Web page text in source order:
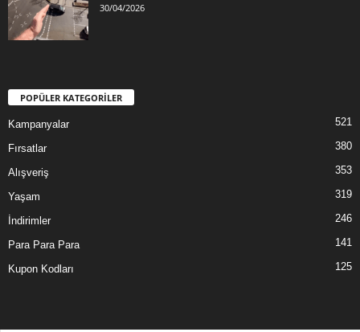
30/04/2026
POPÜLER KATEGORİLER
Kampanyalar 521
Fırsatlar 380
Alışveriş 353
Yaşam 319
İndirimler 246
Para Para Para 141
Kupon Kodları 125